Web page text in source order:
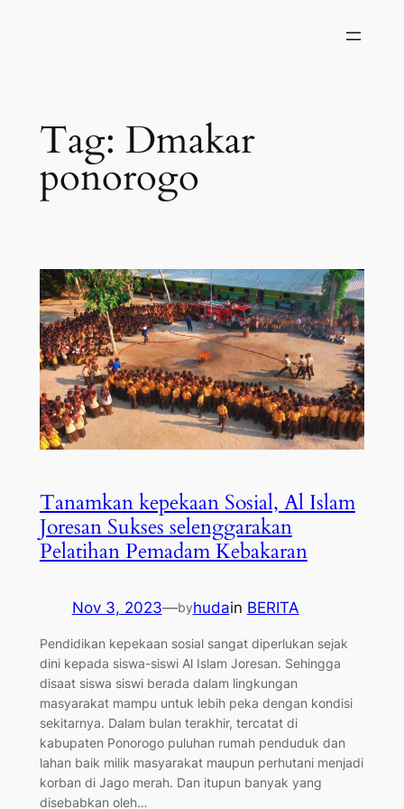
Tag: Dmakar
ponorogo
Tanamkan kepekaan Sosial, Al Islam
Joresan Sukses selenggarakan
Pelatihan Pemadam Kebakaran
Nov 3, 2023—byhudain BERITA
Pendidikan kepekaan sosial sangat diperlukan sejak
dini kepada siswa-siswi Al Islam Joresan. Sehingga
disaat siswa siswi berada dalam lingkungan
masyarakat mampu untuk lebih peka dengan kondisi
sekitarnya. Dalam bulan terakhir, tercatat di
kabupaten Ponorogo puluhan rumah penduduk dan
lahan baik milik masyarakat maupun perhutani menjadi
korban di Jago merah. Dan itupun banyak yang
disebabkan oleh…